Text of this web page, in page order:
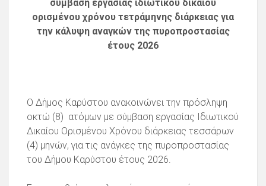
σύμβαση εργασίας ιδιωτικού δικαίου
ορισμένου χρόνου τετράμηνης διάρκειας για
την κάλυψη αναγκών της πυροπροστασίας
έτους 2026
Ο Δήμος Καρύστου ανακοινώνει την πρόσληψη
οκτώ (8) ατόμων με σύμβαση εργασίας Ιδιωτικού
Δικαίου Ορισμένου Χρόνου διάρκειας τεσσάρων
(4) μηνών, για τις ανάγκες της πυροπροστασίας
του Δήμου Καρύστου έτους 2026.